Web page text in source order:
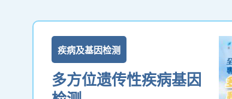
疾病及基因检测
多方位遗传性疾病基因